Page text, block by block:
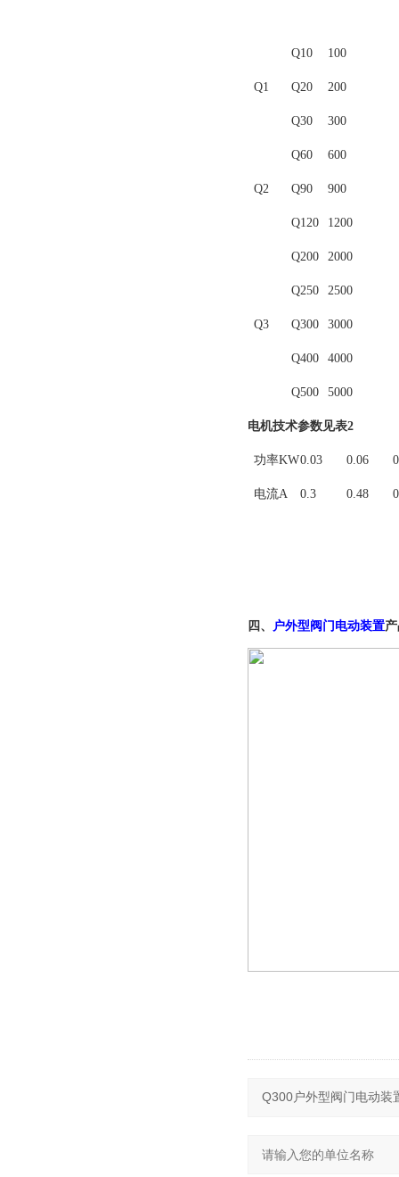
Q1
Q10 100
Q20 200
Q30 300
Q2
Q60 600
Q90 900
Q120 1200
Q3
Q200 2000
Q250 2500
Q300 3000
Q400 4000
Q500 5000
电机技术参数见表2
功率KW0.03 0.06
电流A 0.3 0.48
四、 户外型 阀门 电动装置